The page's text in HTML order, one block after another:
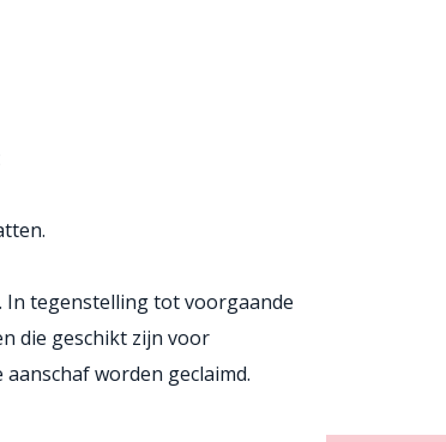
In tegenstelling tot voorgaande
die geschikt zijn voor
worden geclaimd.